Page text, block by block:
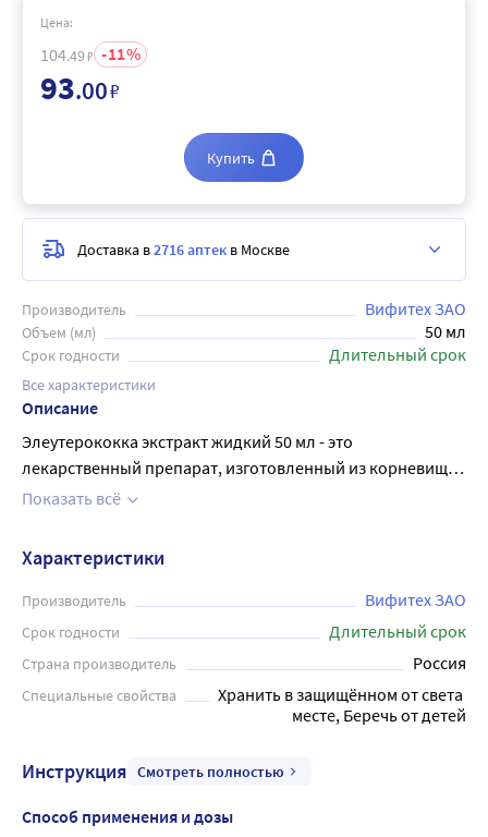
Производитель Вифитех ЗАО
Объем (мл) 50 мл
Срок годности Длительный срок
Все характеристики
Описание
Элеутерококка экстракт жидкий 50 мл - это
лекарственный препарат, изготовленный из корневищ с
корнями элеутерококка. Эта растительная компонента
тонизирующего и иммуномодулирующего средства в
традиционной медицине. Элеутерококк имеет
благоприятное воздействие на организм, повышает
физическую выносливость, улучшает память и
иммунитет, повышает жизненный тонус и способствует
общему укреплению организма. Жидкий экстракт
элеутерококки легко дозируется и удобен в применении.
раза в день непосредственно перед едой. Детям старше
12 лет - в дозе из расчета по 1 кап на 1 год жизни.
Показать всё
Цена:
104.49₽ 11
93.00₽
Купить
Доставка в2716 аптек в Москве
Характеристики
Производитель Вифитех ЗАО
Срок годности Длительный срок
Страна производитель Россия
Специальные свойства
Хранить в защищённом от света
месте, Беречь от детей
Инструкция Смотреть полностью
Способ применения и дозы